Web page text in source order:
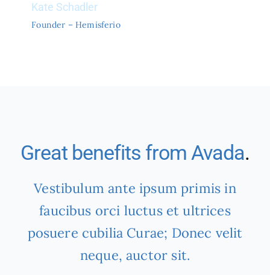
Kate Schadler
Founder – Hemisferio
Great benefits from Avada.
Vestibulum ante ipsum primis in
faucibus orci luctus et ultrices
posuere cubilia Curae; Donec velit
neque, auctor sit.